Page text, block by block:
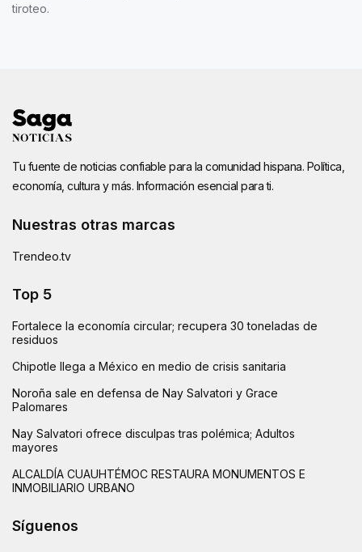
tiroteo.
Tu fuente de noticias confiable para la comunidad hispana. Política,
economía, cultura y más. Información esencial para ti.
Nuestras otras marcas
Trendeo.tv
Top 5
Fortalece la economía circular; recupera 30 toneladas de
residuos
Chipotle llega a México en medio de crisis sanitaria
Noroña sale en defensa de Nay Salvatori y Grace
Palomares
Nay Salvatori ofrece disculpas tras polémica; Adultos
mayores
ALCALDÍA CUAUHTÉMOC RESTAURA MONUMENTOS E
INMOBILIARIO URBANO
Síguenos